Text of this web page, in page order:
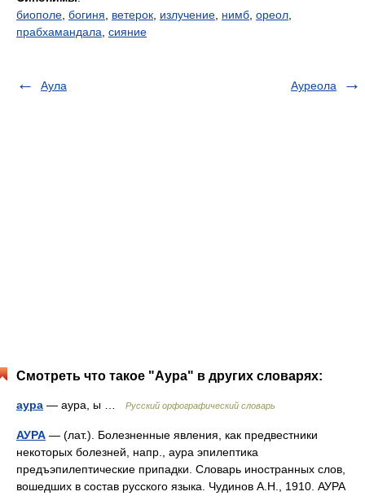
биополе богиня ветерок излучение нимб ореол
прабхамандала сияние
Аула Ауреола
Смотреть что такое "Аура" в других словарях:
аура — аура, ы … Русский орфографический словарь
АУРА — (лат.). Болезненные явления, как предвестники
некоторых болезней, напр., аура эпилептика
предъэпилептические припадки. Словарь иностранных слов,
вошедших в состав русского языка. Чудинов А.Н., 1910. АУРА